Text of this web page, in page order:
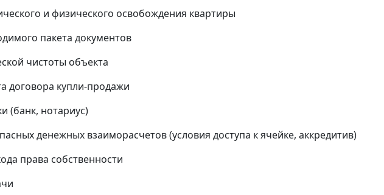
и физического освобождения квартиры
пакета документов
чистоты объекта
договора купли-продажи
(банк, нотариус)
денежных взаиморасчетов (условия доступа к ячейке, аккредитив)
права собственности